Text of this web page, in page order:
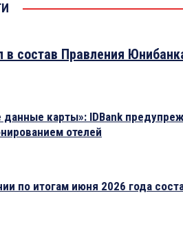
состав Правления
карты»: IDBank
отелей
по итогам июня 2026 года